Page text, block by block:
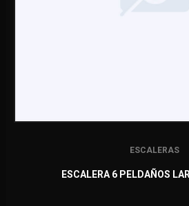
ESCALERAS
ESCALERA 6 PELDAÑOS